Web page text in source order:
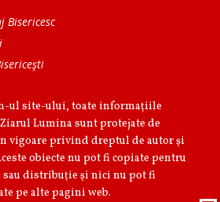
Bisericesc
ul site-ului, toate informaţiile
Lumina sunt protejate de
vigoare privind dreptul de autor şi
obiecte nu pot fi copiate pentru
distribuţie şi nici nu pot fi
pe alte pagini web.